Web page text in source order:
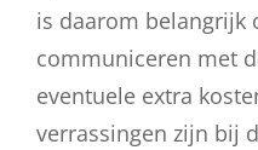
is daarom belangrijk
communiceren met
eventuele extra
verrassingen zijn bij